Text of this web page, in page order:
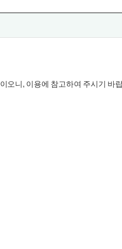
오니, 이용에 참고하여 주시기 바